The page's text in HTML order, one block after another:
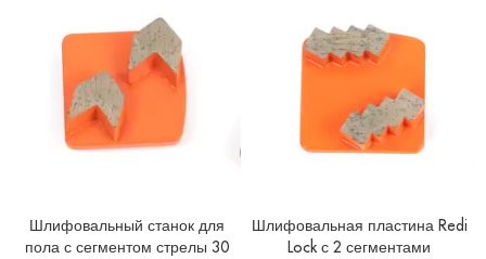
Шлифовальный станок для
пола с сегментом стрелы 30
Шлифовальная пластина Redi
Lock с 2 сегментами